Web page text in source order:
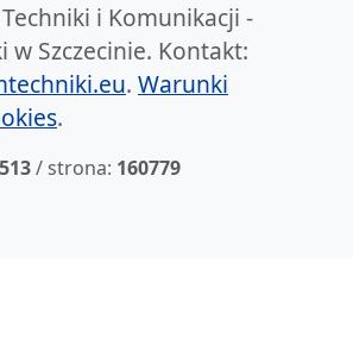
i Komunikacji -
w Szczecinie. Kontakt:
. Warunki
.
/ strona: 160779